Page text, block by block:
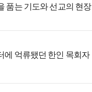
품는 기도와 선교의 현장
에 억류됐던 한인 목회자